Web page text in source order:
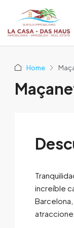
Home
increíble